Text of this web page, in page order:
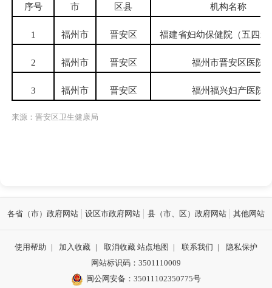
序号 市 区县 机构名称
1 福州市 晋安区 福建省妇幼保健院（五四北
2 福州市 晋安区 福州市晋安区医院
3 福州市 晋安区 福州福兴妇产医院
来源：晋安区卫生健康局
各省（市）政府网站 设区市政府网站 县（市、区）政府网站 其他网站
使用帮助 | 加入收藏 | 取消收藏 站点地图 | 联系我们 |
隐私保护
网站标识码：3501110009
闽公网安备：35011102350775号